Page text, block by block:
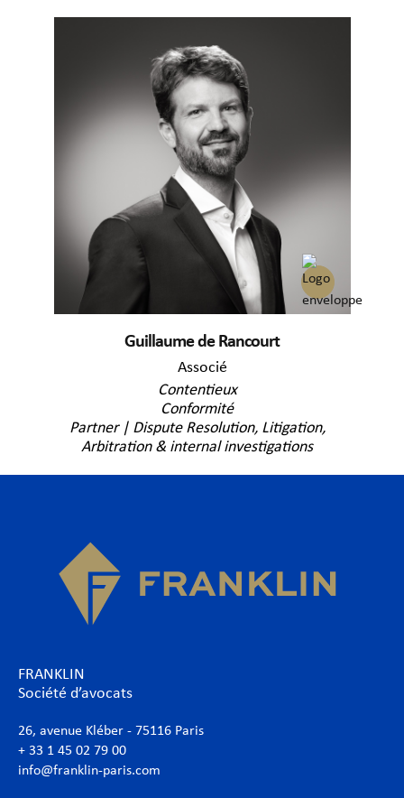
Guillaume de Rancourt
Associé
Contentieux
Conformité
Partner | Dispute Resolution, Litigation,
Arbitration & internal investigations
FRANKLIN
Société d’avocats
26, avenue Kléber - 75116 Paris
+ 33 1 45 02 79 00
info@franklin-paris.com